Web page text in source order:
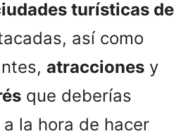
turísticas de
así como
atracciones y
que deberías
la hora de hacer